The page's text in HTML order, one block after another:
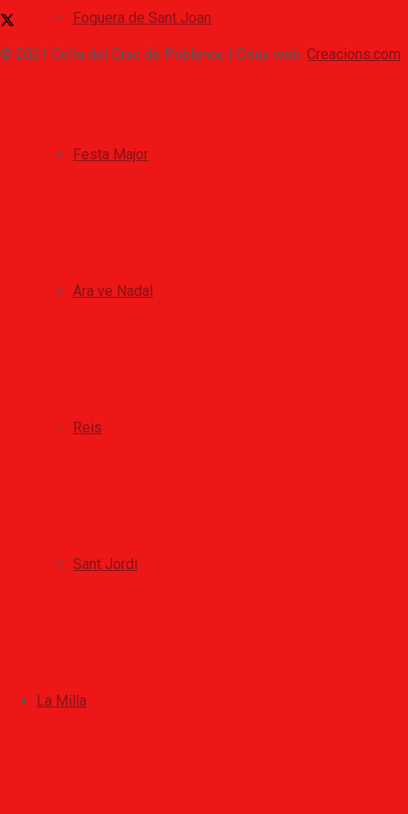
Foguera de Sant Joan
Festa Major
Ara ve Nadal
Reis
Sant Jordi
La Milla
© 2021 Colla del Drac de Poblenou | Dsny web: Creacions.com